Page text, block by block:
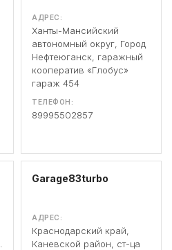
АДРЕС:
Ханты-Мансийский
автономный округ, Город
Нефтеюганск, гаражный
кооператив «Глобус»
гараж 454
ТЕЛЕФОН:
89995502857
Garage83turbo
АДРЕС:
Краснодарский край,
Каневской район, ст-ца